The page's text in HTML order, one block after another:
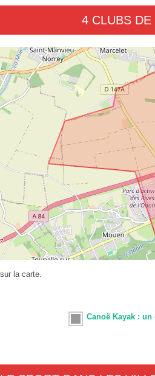
4 CLUBS
la carte.
Canoë Kayak : un